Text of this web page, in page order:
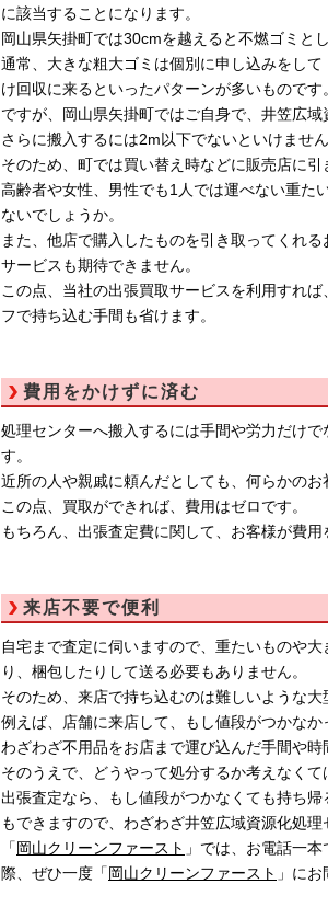
に該当することになります。
岡山県矢掛町では30cmを越えると不燃ゴミと
通常、大きな粗大ゴミは個別に申し込みをし
け回収に来るといったパターンが多いものです。
ですが、岡山県矢掛町ではご自身で、井笠広
さらに搬入するには2m以下でないといけませ
そのため、町では買い替え時などに販売店に
高齢者や女性、男性でも1人では運べない重た
ないでしょうか。
また、他店で購入したものを引き取ってくれ
サービスも期待できません。
この点、当社の出張買取サービスを利用すれ
フで持ち込む手間も省けます。
費用をかけずに済む
処理センターへ搬入するには手間や労力だけ
す。
近所の人や親戚に頼んだとしても、何らかのお
この点、買取ができれば、費用はゼロです。
もちろん、出張査定費に関して、お客様が費用
来店不要で便利
自宅まで査定に伺いますので、重たいものや
り、梱包したりして送る必要もありません。
そのため、来店で持ち込むのは難しいような
例えば、店舗に来店して、もし値段がつかなか
わざわざ不用品をお店まで運び込んだ手間や
そのうえで、どうやって処分するか考えなくて
出張査定なら、もし値段がつかなくても持ち
もできますので、わざわざ井笠広域資源化処理
「岡山クリーンファースト 」では、お電話一
際、ぜひ一度「岡山クリーンファースト 」に